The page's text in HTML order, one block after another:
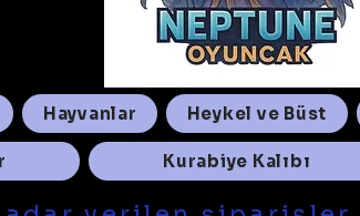
Hayvanlar Heykel ve Büst
Kurabiye Kalıbı